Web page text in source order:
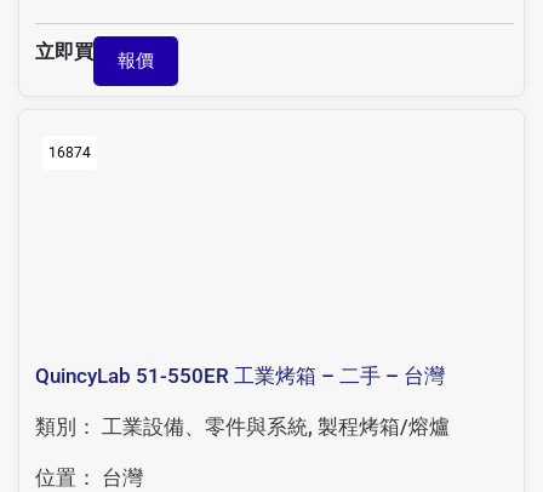
立即買 報價
16874
QuincyLab 51-550ER 工業烤箱 – 二手 – 台灣
類別： 工業設備、零件與系統, 製程烤箱/熔爐
位置： 台灣